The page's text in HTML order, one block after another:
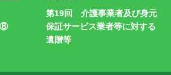
⑧
第19回 介護事業者及び身元
保証サービス業者等に対する
遺贈等